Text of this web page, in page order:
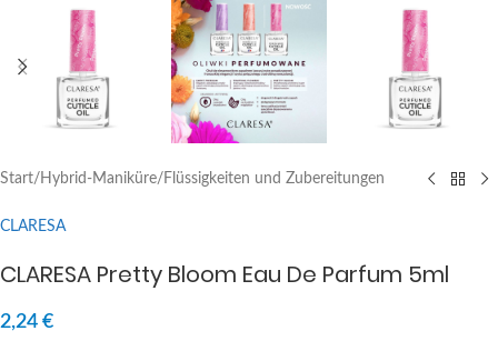
Start/ Hybrid-Maniküre/ Flüssigkeiten und Zubereitungen
CLARESA
CLARESA Pretty Bloom Eau De Parfum 5ml
2,24 €